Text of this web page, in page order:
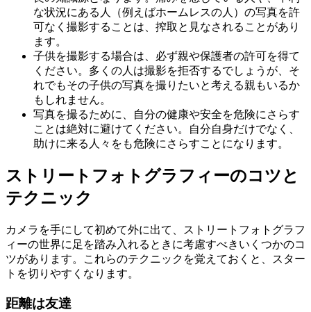
な状況にある人（例えばホームレスの人）の写真を許
可なく撮影することは、搾取と見なされることがあり
ます。
子供を撮影する場合は、必ず親や保護者の許可を得て
ください。多くの人は撮影を拒否するでしょうが、そ
れでもその子供の写真を撮りたいと考える親もいるか
もしれません。
写真を撮るために、自分の健康や安全を危険にさらす
ことは絶対に避けてください。自分自身だけでなく、
助けに来る人々をも危険にさらすことになります。
ストリートフォトグラフィーのコツと
テクニック
カメラを手にして初めて外に出て、ストリートフォトグラフ
ィーの世界に足を踏み入れるときに考慮すべきいくつかのコ
ツがあります。これらのテクニックを覚えておくと、スター
トを切りやすくなります。
距離は友達